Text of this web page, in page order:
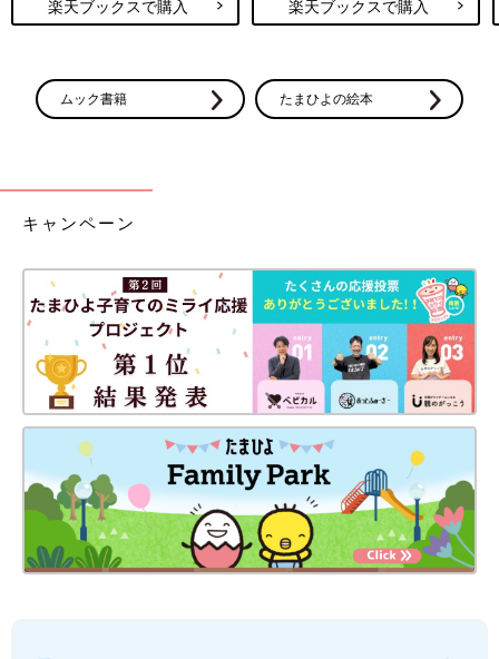
楽天ブックスで購入 楽天ブックスで購入
ムック書籍 たまひよの絵本
キャンペーン